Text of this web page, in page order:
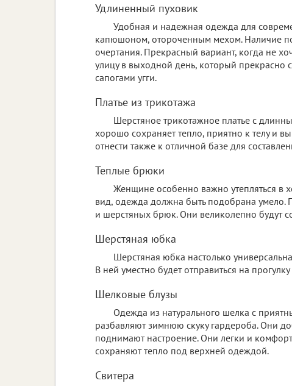
Удлиненный пуховик
Удобная и надежная одежда для
капюшоном, отороченным мехом. Наличие
очертания. Прекрасный вариант, когда не
улицу в выходной день, который прекрасно
сапогами угги.
Платье из трикотажа
Шерстяное трикотажное платье с
хорошо сохраняет тепло, приятно к телу и
отнести также к отличной базе для
Теплые брюки
Женщине особенно важно утепляться в
вид, одежда должна быть подобрана
и шерстяных брюк. Они великолепно будут
Шерстяная юбка
Шерстяная юбка настолько
В ней уместно будет отправиться на
Шелковые блузы
Одежда из натурального шелка с
разбавляют зимнюю скуку гардероба. Они
поднимают настроение. Они легки и
сохраняют тепло под верхней одеждой.
Свитера